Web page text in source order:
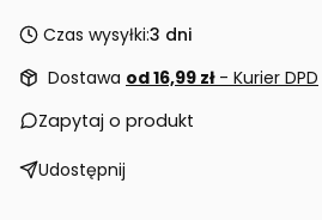
Czas wysyłki:3 dni
Dostawa od 16,99 zł - Kurier DPD
Zapytaj o produkt
Udostępnij